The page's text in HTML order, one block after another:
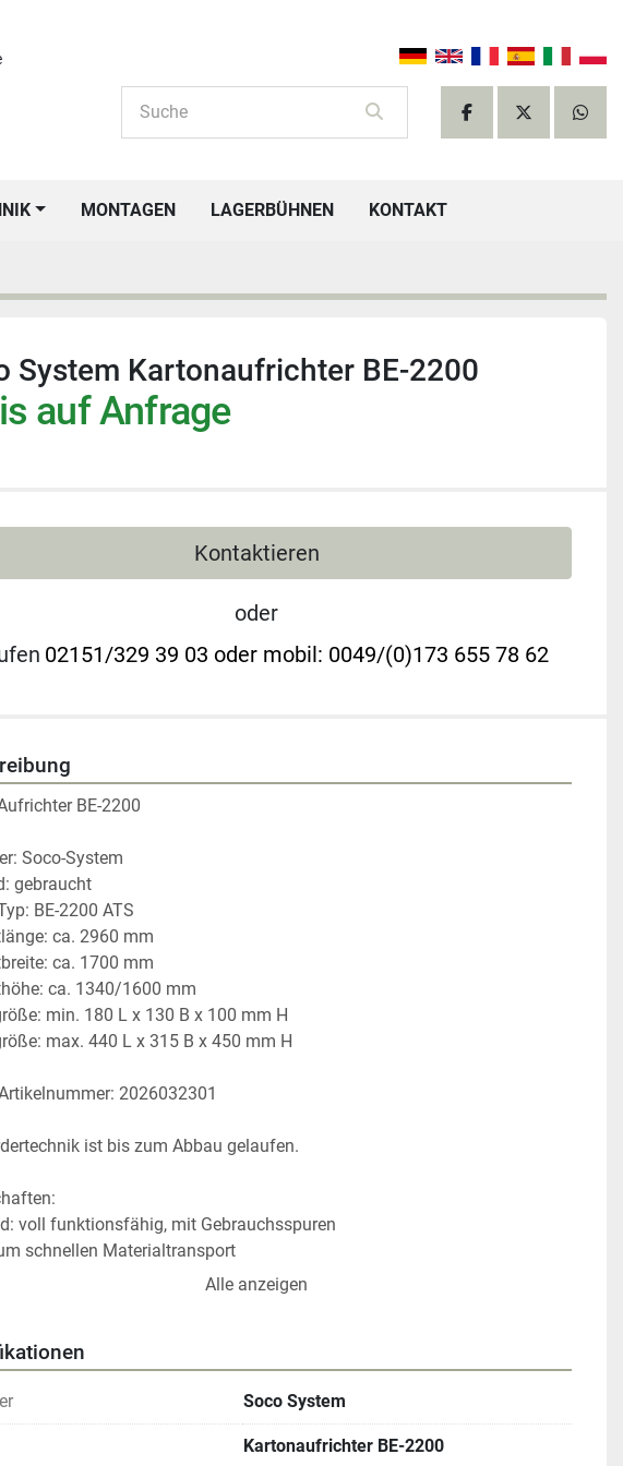
facebooktwitter
MONTAGEN LAGERBÜHNEN KONTAKT
System Kartonaufrichter BE-2200
auf Anfrage
Kontaktieren
oder
02151/329 39 03 oder mobil: 0049/(0)173 655 78 62
BE-2200
Soco-System
gebraucht
BE-2200 ATS
ca. 2960 mm
ca. 1700 mm
ca. 1340/1600 mm
min. 180 L x 130 B x 100 mm H
max. 440 L x 315 B x 450 mm H
2026032301
ist bis zum Abbau gelaufen.
voll funktionsfähig, mit Gebrauchsspuren
schnellen Materialtransport
demontiert und verpacktAlle anzeigen
Soco System
Kartonaufrichter BE-2200